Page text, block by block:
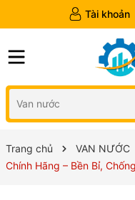
Tài khoản
Trang chủ VAN NƯỚC
Chính Hãng – Bền Bỉ,